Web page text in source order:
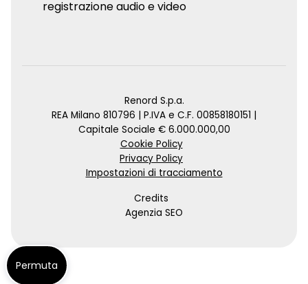
registrazione audio e video
Renord S.p.a.
REA Milano 810796 | P.IVA e C.F. 00858180151 |
Capitale Sociale € 6.000.000,00
Cookie Policy
Privacy Policy
Impostazioni di tracciamento
Credits
Agenzia SEO
Permuta